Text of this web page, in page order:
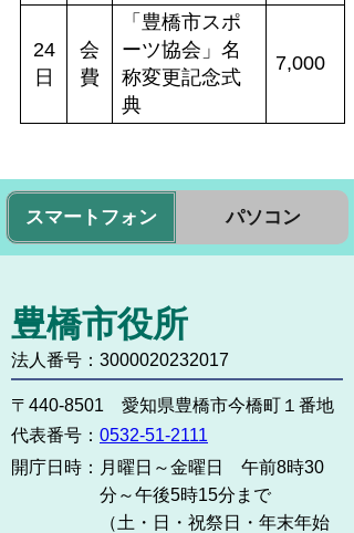
24
日
会
費
「豊橋市スポ
ーツ協会」名
称変更記念式
典
7,000
スマートフォン パソコン
豊橋市役所
法人番号：3000020232017
〒440-8501 愛知県豊橋市今橋町１番地
代表番号： 0532-51-2111
開庁日時： 月曜日～金曜日 午前8時30
分～午後5時15分まで
（土・日・祝祭日・年末年始